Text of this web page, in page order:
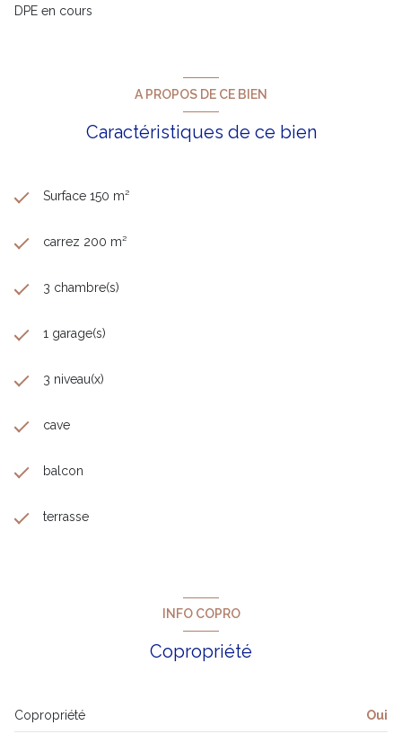
DPE en cours
A PROPOS DE CE BIEN
Caractéristiques de ce bien
Surface 150 m²
carrez 200 m²
3 chambre(s)
1 garage(s)
3 niveau(x)
cave
balcon
terrasse
INFO COPRO
Copropriété
Copropriété Oui